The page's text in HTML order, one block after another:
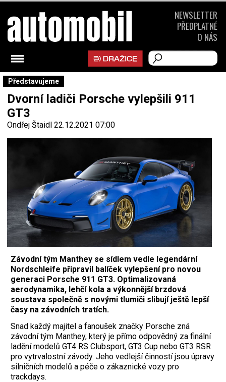
Představujeme
Dvorní ladiči Porsche vylepšili 911
GT3
Ondřej Štaidl 22.12.2021 07:00
Závodní tým Manthey se sídlem vedle legendární
Nordschleife připravil balíček vylepšení pro novou
generaci Porsche 911 GT3. Optimalizovaná
aerodynamika, lehčí kola a výkonnější brzdová
soustava společně s novými tlumiči slibují ještě lepší
časy na závodních tratích.
Snad každý majitel a fanoušek značky Porsche zná
závodní tým Manthey, který je přímo odpovědný za finální
ladění modelů GT4 RS Clubsport, GT3 Cup nebo GT3 RSR
pro vytrvalostní závody. Jeho vedlejší činností jsou úpravy
silničních modelů a péče o zákaznické vozy pro
trackdays.
NEWSLETTER
PŘEDPLATNÉ
O NÁS